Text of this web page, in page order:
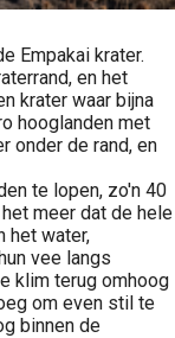
Empakai krater.
en het
krater waar bijna
hooglanden met
onder de rand, en
te lopen, zo'n 40
meer dat de hele
het water,
vee langs
klim terug omhoog
om even stil te
binnen de